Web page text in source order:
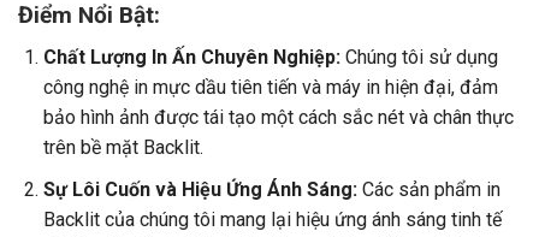
Điểm Nổi Bật:
Chất Lượng In Ấn Chuyên Nghiệp:Chúng tôi sử dụng
công nghệ in mực dầu tiên tiến và máy in hiện đại, đảm
bảo hình ảnh được tái tạo một cách sắc nét và chân thực
trên bề mặt Backlit.
Sự Lôi Cuốn và Hiệu Ứng Ánh Sáng:Các sản phẩm in
Backlit của chúng tôi mang lại hiệu ứng ánh sáng tinh tế